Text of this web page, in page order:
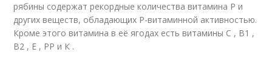
рябины содержат рекордные количества витамина Р и
других веществ, обладающих Р-витаминной активностью.
Кроме этого витамина в её ягодах есть витамины С , В1 ,
В2 , Е , РР и К .